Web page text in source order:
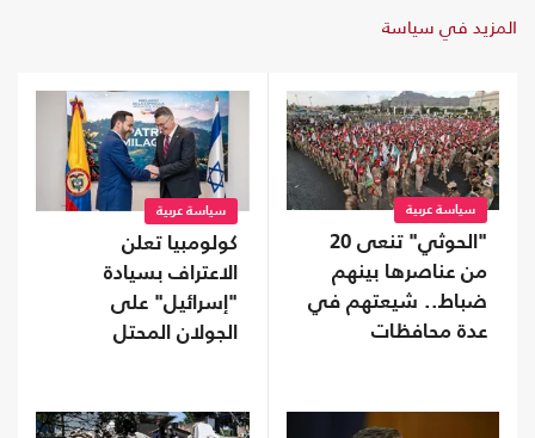
المزيد في سياسة
سياسة عربية
"الحوثي" تنعى 20
من عناصرها بينهم
ضباط.. شيعتهم في
عدة محافظات
سياسة عربية
كولومبيا تعلن
الاعتراف بسيادة
"إسرائيل" على
الجولان المحتل